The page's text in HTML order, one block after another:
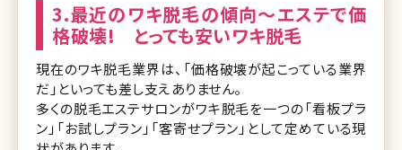
3.最近のワキ脱毛の傾向～エステで価
格破壊! とっても安いワキ脱毛
現在のワキ脱毛業界は、「価格破壊が起こっている業界
だ」といっても差し支えありません。
多くの脱毛エステサロンがワキ脱毛を一つの「看板プラ
ン」「お試しプラン」「客寄せプラン」として定めている現